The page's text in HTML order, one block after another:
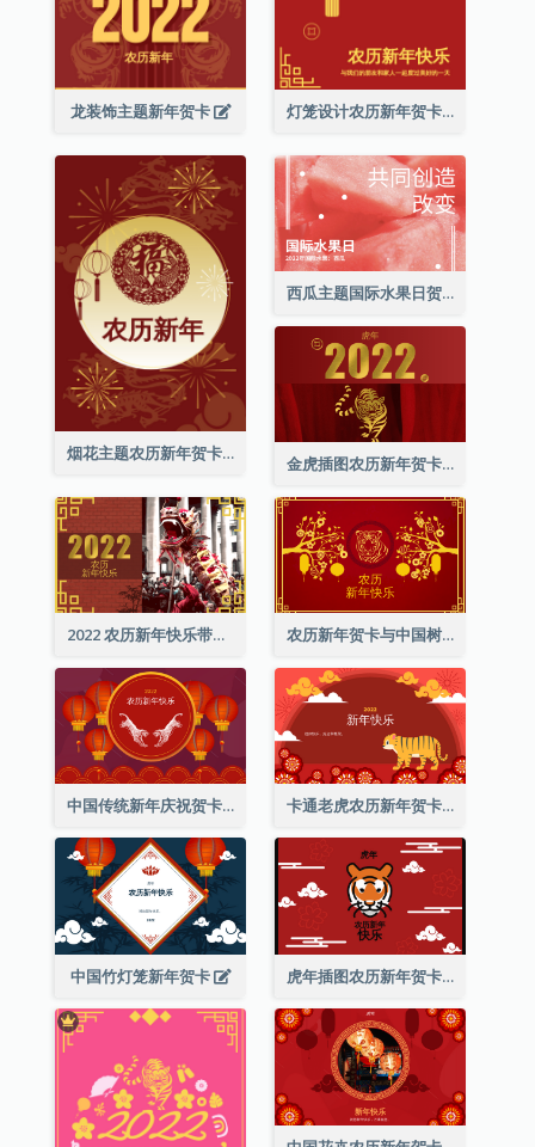
龙装饰主题新年贺卡 灯笼设计农历新年贺卡
烟花主题农历新年贺卡
西瓜主题国际水果日贺卡
金虎插图农历新年贺卡
2022 农历新年快乐带照片贺卡 农历新年贺卡与中国树插图
中国传统新年庆祝贺卡 卡通老虎农历新年贺卡
中国竹灯笼新年贺卡 虎年插图农历新年贺卡